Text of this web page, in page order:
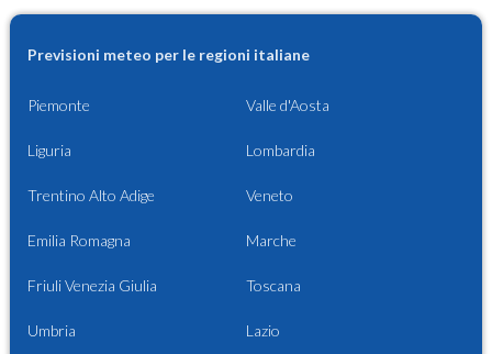
Previsioni meteo per le regioni italiane
Piemonte Valle d'Aosta
Liguria Lombardia
Trentino Alto Adige Veneto
Emilia Romagna Marche
Friuli Venezia Giulia Toscana
Umbria Lazio